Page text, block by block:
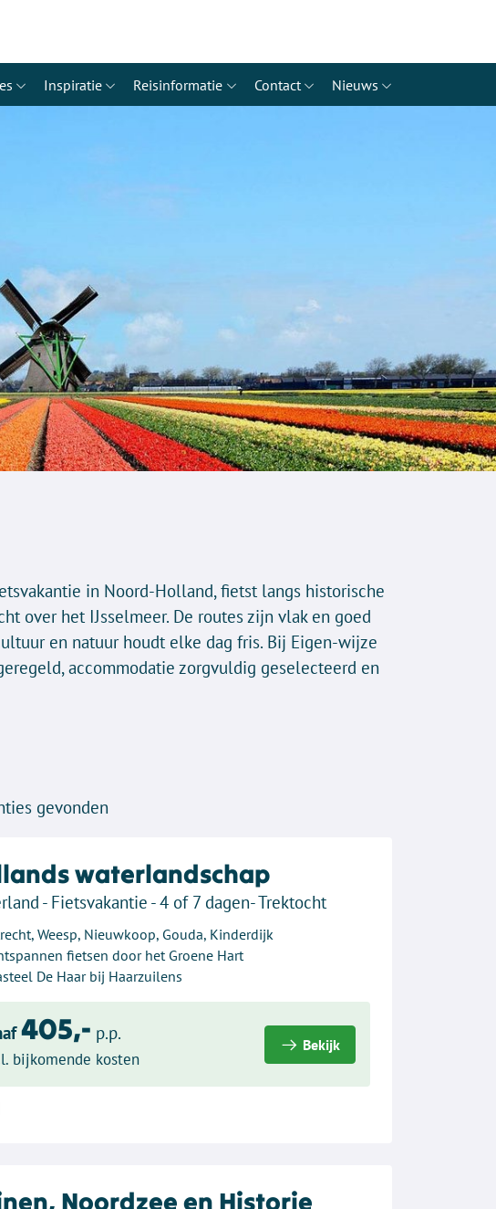
Inspiratie Reisinformatie Contact Nieuws
in Noord-Holland, fietst langs historische
over het IJsselmeer. De routes zijn vlak en goed
en natuur houdt elke dag fris. Bij Eigen-wijze
accommodatie zorgvuldig geselecteerd en
gevonden
waterlandschap
- Fietsvakantie - 4 of 7 dagen- Trektocht
Weesp, Nieuwkoop, Gouda, Kinderdijk
fietsen door het Groene Hart
De Haar bij Haarzuilens
405,- p.p.
bijkomende kosten
Bekijk
Noordzee en Historie